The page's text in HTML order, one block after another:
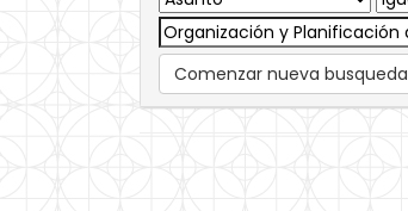
Comenzar nueva busqueda